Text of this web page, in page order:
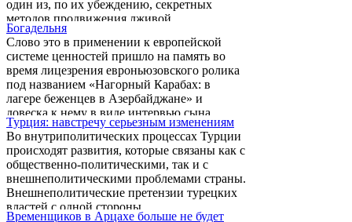
один из, по их убеждению, секретных
методов продвижения лживой
азербайджанской пропаганды.
Богадельня
Слово это в применении к европейской
системе ценностей пришло на память во
время лицезрения евроньюзовского ролика
под названием «Нагорный Карабах: в
лагере беженцев в Азербайджане» и
довеска к нему в виде интервью сына
Памятника под шантажирующим
подзаголовком «Карабах и
энергоносители».
Турция: навстречу серьезным изменениям
Во внутриполитических процессах Турции
происходят развития, которые связаны как с
общественно-политическими, так и с
внешнеполитическими проблемами страны.
Внешнеполитические претензии турецких
властей с одной стороны,
Временщиков в Арцахе больше не будет